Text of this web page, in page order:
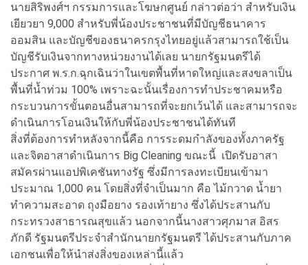
นายสิริพงศ์ฯ กรรมการและโฆษกศูนย์ กล่าวต่อว่า สำหรับเงิน
เยียวยา 9,000 สำหรับพี่น้องประชาชนที่มีบัญชีธนาคาร
ออมสิน และบัญชีของธนาครกรุงไทยอยู่แล้วสามารถใช้เป็น
บัญชีรับเงินจากทางหน่วยงานได้เลย นายกรัฐมนตรีได้
ประกาศ พ.ร.ก.ฉุกเฉินว่าในเขตพื้นที่หาดใหญ่และสงขลาเป็น
พื้นที่น้ำท่วม 100% เพราะฉะนั้นเรื่องการทำประชาคมหรือ
กระบวนการขั้นตอนอื่นสามารถที่จะยกเว้นได้ และสามารถจะ
ดำเนินการโอนเงินให้กับพี่น้องประชาชนได้ทันที
สิ่งที่ต้องการทำหลังจากนี้คือ การระดมกำลังของทั้งภาครัฐ
และจิตอาสาดำเนินการ Big Cleaning ขณะนี้ เปิดรับอาสา
สมัครผ่านแอปพิเคชันทางรัฐ ซึ่งมีการลงทะเบียนเข้ามา
ประมาณ 1,000 คน โดยสิ่งที่จำเป็นมาก คือ ไม้กวาด น้ำยา
ทำความสะอาด ถุงมือยาง รองเท้ายาง ซึ่งได้ประสานกับ
กระทรวงสาธารณสุขแล้ว นอกจากนี้นางสาวศุภมาส อิสร
ภักดี รัฐมนตรีประจำสำนักนายกรัฐมนตรี ได้ประสานกับภาค
เอกชนเพื่อให้นำส่งสิ่งของเหล่านี้แล้ว